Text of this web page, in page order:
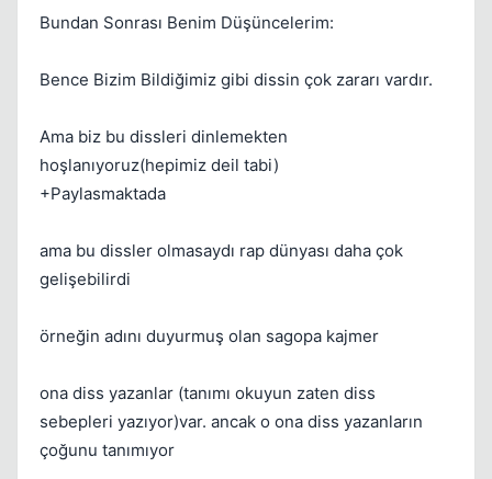
Bundan Sonrası Benim Düşüncelerim:
Bence Bizim Bildiğimiz gibi dissin çok zararı vardır.
Ama biz bu dissleri dinlemekten
hoşlanıyoruz(hepimiz deil tabi)
+Paylasmaktada
ama bu dissler olmasaydı rap dünyası daha çok
gelişebilirdi
örneğin adını duyurmuş olan sagopa kajmer
ona diss yazanlar (tanımı okuyun zaten diss
sebepleri yazıyor)var. ancak o ona diss yazanların
çoğunu tanımıyor